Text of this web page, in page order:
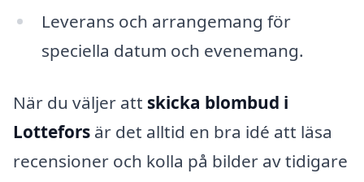
Leverans och arrangemang för
speciella datum och evenemang.
När du väljer att skicka blombud i
Lottefors är det alltid en bra idé att läsa
recensioner och kolla på bilder av tidigare